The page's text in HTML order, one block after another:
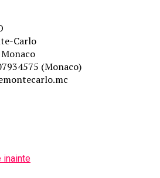
Carlo
(Monaco)
inainte